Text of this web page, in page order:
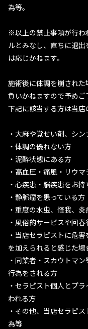
為等。
※以上の禁止事項が行わ
ルとみなし、直ちに退
は応じかねます。
施術後に体調を崩され
負いかねますので予めご
下記に該当する方は当店
・大麻や覚せい剤、シ
・体調の優れない方
・泥酔状態にある方
・高血圧・痛風・リウ
・心疾患・脳疾患をお持
・静脈瘤を患っている方
・重度の水虫、怪我、
・風俗的サービスや回
・当店セラピストに危
を加えられると感じた場
・同業者・スカウトマ
行為をされる方
・セラピスト個人とプ
われる方
・その他、当店セラピ
為等